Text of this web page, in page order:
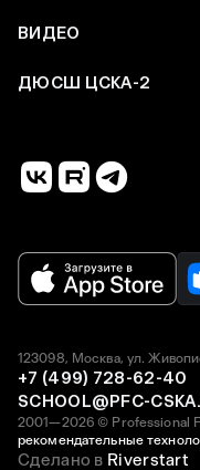
ВИДЕО
ДЮСШ ЦСКА-2
2001—2026 © Professional
рекомендательные
123098, Москва, ул.
+7 (499) 728-62-40
SCHOOL@PFC-
Сделано в Riverstart